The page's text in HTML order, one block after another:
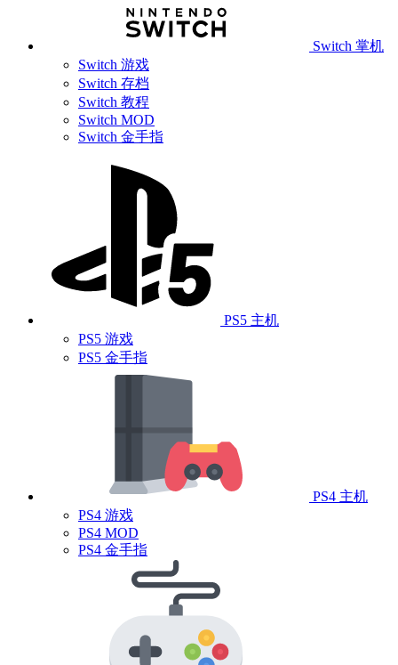
Switch 掌机
Switch 游戏
Switch 存档
Switch 教程
Switch MOD
Switch 金手指
PS5 主机
PS5 游戏
PS5 金手指
PS4 主机
PS4 游戏
PS4 MOD
PS4 金手指